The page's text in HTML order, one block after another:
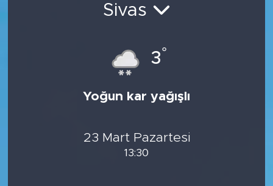
Sivas
3°
Yoğun kar yağışlı
23 Mart Pazartesi
13:30